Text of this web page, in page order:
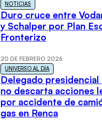
NOTICIAS
Duro cruce entre
y Schalper por Plan
Fronterizo
20 DE FEBRERO 2026
UNIVERSO AL DÍA
Delegado presidencial
no descarta acciones
por accidente de
gas en Renca